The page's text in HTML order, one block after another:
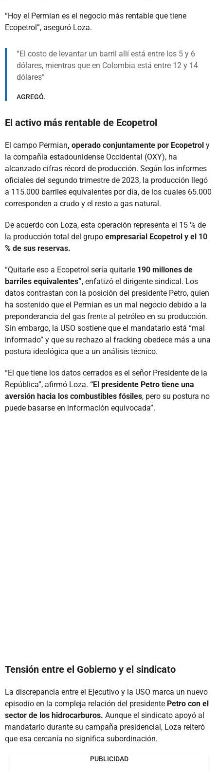
“Hoy el Permian es el negocio más rentable que tiene
Ecopetrol”, aseguró Loza.
El costo de levantar un barril allí está entre los 5 y 6
dólares, mientras que en Colombia está entre 12 y 14
dólares
AGREGÓ.
El activo más rentable de Ecopetrol
El campo Permian, operado conjuntamente por Ecopetrol y
la compañía estadounidense Occidental (OXY), ha
alcanzado cifras récord de producción. Según los informes
oficiales del segundo trimestre de 2023, la producción llegó
a 115.000 barriles equivalentes por día, de los cuales 65.000
corresponden a crudo y el resto a gas natural.
De acuerdo con Loza, esta operación representa el 15 % de
la producción total del grupo empresarial Ecopetrol y el 10
% de sus reservas.
“Quitarle eso a Ecopetrol sería quitarle 190 millones de
barriles equivalentes”, enfatizó el dirigente sindical. Los
datos contrastan con la posición del presidente Petro, quien
ha sostenido que el Permian es un mal negocio debido a la
preponderancia del gas frente al petróleo en su producción.
Sin embargo, la USO sostiene que el mandatario está “mal
informado” y que su rechazo al fracking obedece más a una
postura ideológica que a un análisis técnico.
“El que tiene los datos cerrados es el señor Presidente de la
República”, afirmó Loza. “El presidente Petro tiene una
aversión hacia los combustibles fósiles, pero su postura no
puede basarse en información equivocada”.
Tensión entre el Gobierno y el sindicato
La discrepancia entre el Ejecutivo y la USO marca un nuevo
episodio en la compleja relación del presidente Petro con el
sector de los hidrocarburos. Aunque el sindicato apoyó al
mandatario durante su campaña presidencial, Loza reiteró
que esa cercanía no significa subordinación.
PUBLICIDAD